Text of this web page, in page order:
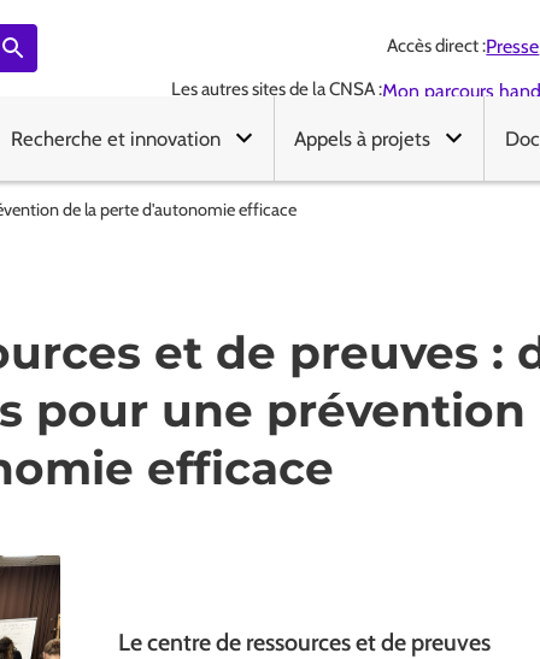
Accès direct :Presse
Les autres sites de la CNSA :Mon parcours
Recherche et innovation Appels à projets
de la perte d'autonomie efficace
et de preuves :
pour une prévention
efficace
Le centre de ressources et de preuves